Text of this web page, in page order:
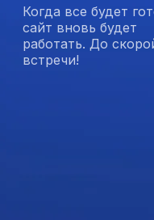
Когда все будет
сайт вновь будет
работать. До
встречи!